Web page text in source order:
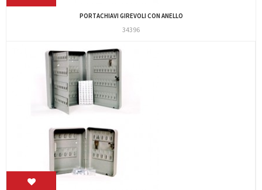
PORTACHIAVI GIREVOLI CON ANELLO
34396